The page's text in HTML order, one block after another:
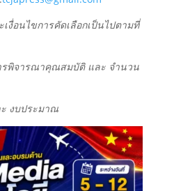
งื่อนไขการคัดเลือกเป็นไปตามที่
พิจารณาคุณสมบัติ และ จำนวน
งบประมาณ